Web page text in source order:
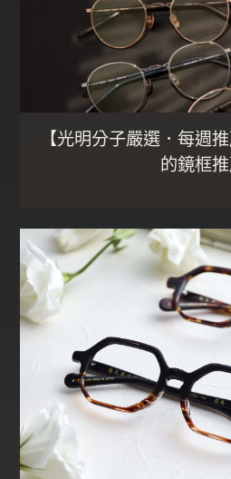
【光明分子嚴選．每週
的鏡框